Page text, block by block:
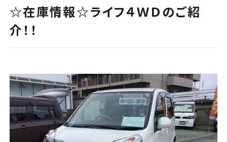
カーメンテナンス
ロードサービス
セーフティーサービス
カーラッピング
カーショップALPICO
（新車・中古車販売）
☆在庫情報☆ライフ４ＷＤのご紹
介！！